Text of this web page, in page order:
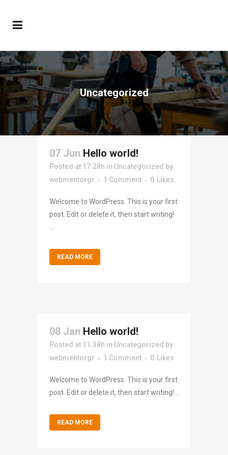
Uncategorized
07 Jun Hello world!
Posted at 17:28h in Uncategorized by
webmentorgr
1 Comment 0 Likes
Welcome to WordPress. This is your first
post. Edit or delete it, then start writing!
READ MORE
08 Jan Hello world!
Posted at 11:38h in Uncategorized by
webmentorgr
1 Comment 0 Likes
Welcome to WordPress. This is your first
post. Edit or delete it, then start writing!...
READ MORE